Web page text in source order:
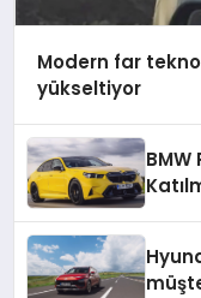
Modern far
yükseltiyor
BMW